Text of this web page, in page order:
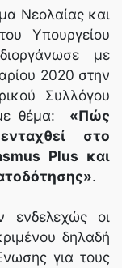
Νεολαίας και
Υπουργείου
με
2020 στην
Συλλόγου
θέμα:
«Πώς
στο
Plus και
.
ενδελεχώς οι
δηλαδή
για τους